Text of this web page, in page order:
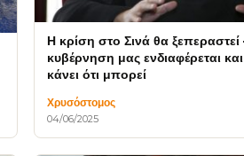
Η κρίση στο Σινά θα ξεπεραστεί – Η
κυβέρνηση μας ενδιαφέρεται και
κάνει ότι μπορεί
Χρυσόστομος
04/06/2025